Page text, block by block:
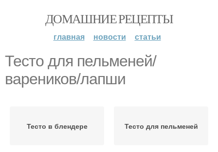
ДОМАШНИЕ РЕЦЕПТЫ
главная новости статьи
Тесто для пельменей/
вареников/лапши
Тесто в блендере Тесто для пельменей